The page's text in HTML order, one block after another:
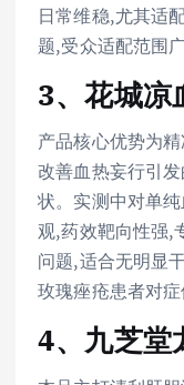
日常维稳,尤其适
题,受众适配范围
3、花城凉
产品核心优势为
改善血热妄行引
状。实测中对单
观,药效靶向性强,
问题,适合无明显
玫瑰痤疮患者对症
4、九芝堂